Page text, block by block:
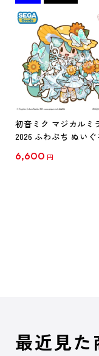
初音ミク マジカルミ
2026 ふわぷち ぬいぐ
6,600 円
最近見た